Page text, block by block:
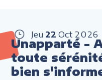
Jeu 22 Oct 2026
Unapparté -
toute
bien